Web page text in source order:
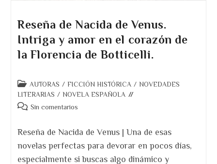
Reseña de Nacida de Venus.
Intriga y amor en el corazón de
la Florencia de Botticelli.
Categoría
de
la
AUTORAS / FICCIÓN HISTÓRICA / NOVEDADES
LITERARIAS / NOVELA ESPAÑOLA
Comentarios
entrada:
Sin comentarios
Reseña de Nacida de Venus | Una de esas
novelas perfectas para devorar en pocos días,
especialmente si buscas algo dinámico y